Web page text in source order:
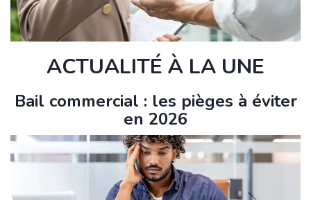
ACTUALITÉ À LA UNE
Bail commercial : les pièges à éviter
en 2026